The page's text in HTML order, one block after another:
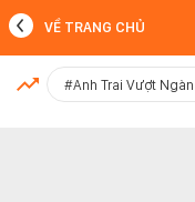
MỚI NHẤT
VỀ TRANG CHỦ
#Anh Trai Vượt